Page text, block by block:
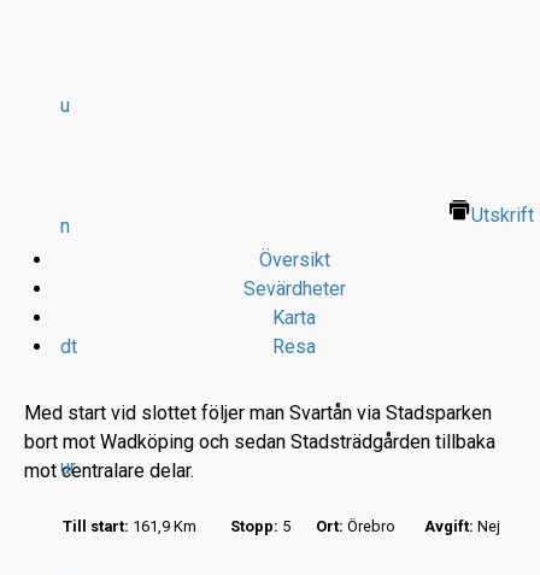
u
n
dt
ur
Utskrift
Översikt
Sevärdheter
Karta
Resa
Med start vid slottet följer man Svartån via Stadsparken
bort mot Wadköping och sedan Stadsträdgården tillbaka
mot centralare delar.
Till start: 161,9 Km Stopp: 5 Ort: Örebro Avgift: Nej